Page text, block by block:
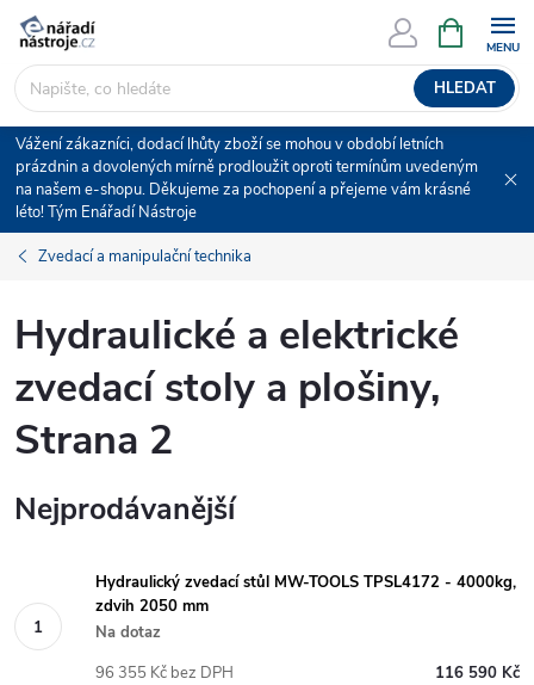
Přejít
obsah
HLEDAT
NÁKUPNÍ
KOŠÍK
Vážení zákazníci, dodací lhůty zboží se mohou v období letních
prázdnin a dovolených mírně prodloužit oproti termínům uvedeným
na našem e-shopu. Děkujeme za pochopení a přejeme vám krásné
léto! Tým Enářadí Nástroje
Zvedací a manipulační technika
Hydraulické a elektrické
zvedací stoly a plošiny,
Strana 2
Nejprodávanější
Hydraulický zvedací stůl MW-TOOLS TPSL4172 - 4000kg,
zdvih 2050 mm
Na dotaz
116 590 Kč
96 355 Kč bez DPH